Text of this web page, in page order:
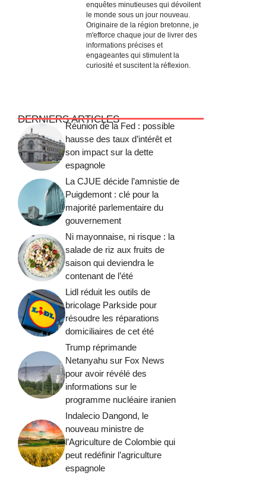
enquêtes minutieuses qui dévoilent
le monde sous un jour nouveau.
Originaire de la région bretonne, je
m'efforce chaque jour de livrer des
informations précises et
engageantes qui stimulent la
curiosité et suscitent la réflexion.
DERNIERS ARTICLES
Réunion de la Fed : possible
hausse des taux d’intérêt et
son impact sur la dette
espagnole
La CJUE décide l’amnistie de
Puigdemont : clé pour la
majorité parlementaire du
gouvernement
Ni mayonnaise, ni risque : la
salade de riz aux fruits de
saison qui deviendra le
contenant de l’été
Lidl réduit les outils de
bricolage Parkside pour
résoudre les réparations
domiciliaires de cet été
Trump réprimande
Netanyahu sur Fox News
pour avoir révélé des
informations sur le
programme nucléaire iranien
Indalecio Dangond, le
nouveau ministre de
l’Agriculture de Colombie qui
peut redéfinir l’agriculture
espagnole